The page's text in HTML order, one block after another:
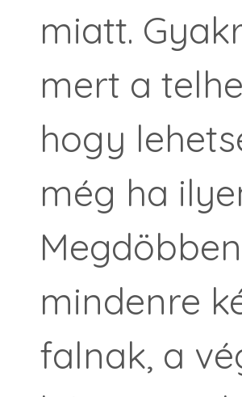
miatt.
mert a
hogy
még ha
mindenre
falnak, a